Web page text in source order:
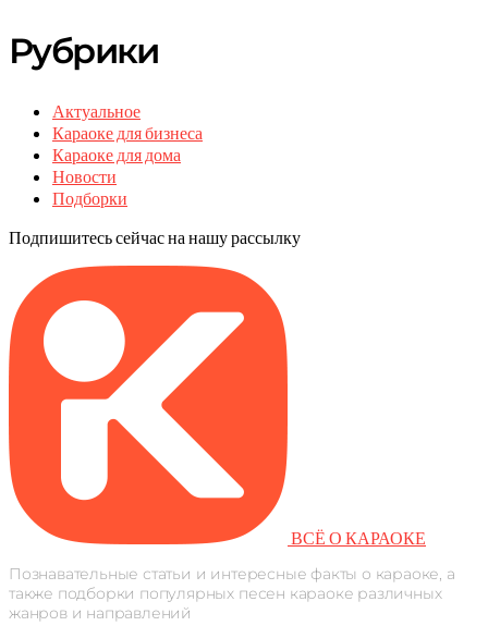
Рубрики
Актуальное
Караоке для бизнеса
Караоке для дома
Новости
Подборки
Подпишитесь сейчас на нашу рассылку
ВСЁ О КАРАОКЕ
Познавательные статьи и интересные факты о караоке, а
также подборки популярных песен караоке различных
жанров и направлений